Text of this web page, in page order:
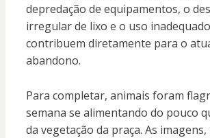
depredação de equipamentos, o
irregular de lixo e o uso
contribuem diretamente para o
abandono.
Para completar, animais foram
semana se alimentando do pouco
da vegetação da praça. As